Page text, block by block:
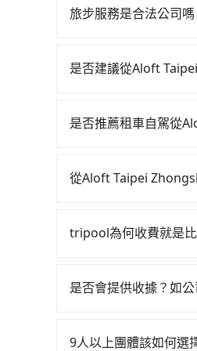
為旅步貴賓服務用車
旅步服務是合法公司嗎
機服務，因為您的安全
是否建議從Aloft
天最多時有103班車次
前往南港高鐵站，每
預約包車，不僅至少
是否推薦租車自駕從
天就要來回，那在台
40元路邊停車費用預
車門仍未被修理，每
有段距離，在遇到下雨
從Aloft Taipei
到車，也可考慮打電
上，無論在價格或服
tripool為何收費就是
為司機素質比較差、
也就是提高俗稱「回
是否會提供收據？如
付款前可以輸入公司
9人以上團體該如何選